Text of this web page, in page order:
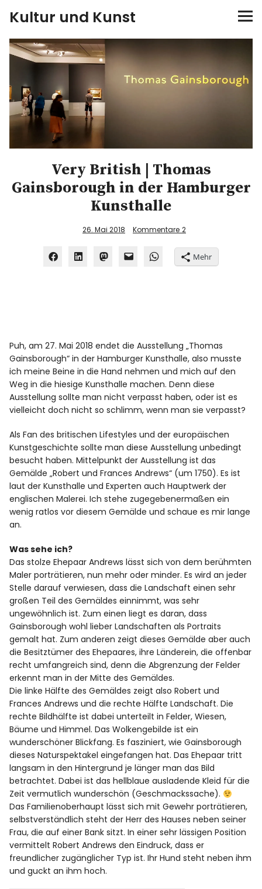
Kultur und Kunst
kultur & kunst
Spiele
Konzerte
Museen bei…Very British | Thomas
Gainsborough in der Hamburger
Kunsthalle
26. Mai 2018 Kommentare 2
Mehr
Puh, am 27. Mai 2018 endet die Ausstellung „Thomas
Gainsborough“ in der Hamburger Kunsthalle, also musste
ich meine Beine in die Hand nehmen und mich auf den
Weg in die hiesige Kunsthalle machen. Denn diese
Ausstellung sollte man nicht verpasst haben, oder ist es
vielleicht doch nicht so schlimm, wenn man sie verpasst?
Als Fan des britischen Lifestyles und der europäischen
Kunstgeschichte sollte man diese Ausstellung unbedingt
besucht haben. Mittelpunkt der Ausstellung ist das
Gemälde „Robert und Frances Andrews“ (um 1750). Es ist
laut der Kunsthalle und Experten auch Hauptwerk der
englischen Malerei. Ich stehe zugegebenermaßen ein
wenig ratlos vor diesem Gemälde und schaue es mir lange
an.
Was sehe ich?
Das stolze Ehepaar Andrews lässt sich von dem berühmten
Maler porträtieren, nun mehr oder minder. Es wird an jeder
Stelle darauf verwiesen, dass die Landschaft einen sehr
großen Teil des Gemäldes einnimmt, was sehr
ungewöhnlich ist. Zum einen liegt es daran, dass
Gainsborough wohl lieber Landschaften als Portraits
gemalt hat. Zum anderen zeigt dieses Gemälde aber auch
die Besitztümer des Ehepaares, ihre Länderein, die offenbar
recht umfangreich sind, denn die Abgrenzung der Felder
erkennt man in der Mitte des Gemäldes.
Die linke Hälfte des Gemäldes zeigt also Robert und
Frances Andrews und die rechte Hälfte Landschaft. Die
rechte Bildhälfte ist dabei unterteilt in Felder, Wiesen,
Bäume und Himmel. Das Wolkengebilde ist ein
wunderschöner Blickfang. Es fasziniert, wie Gainsborough
dieses Naturspektakel eingefangen hat. Das Ehepaar tritt
langsam in den Hintergrund je länger man das Bild
betrachtet. Dabei ist das hellblaue ausladende Kleid für die
Zeit vermutlich wunderschön (Geschmackssache).
Das Familienoberhaupt lässt sich mit Gewehr porträtieren,
selbstverständlich steht der Herr des Hauses neben seiner
Frau, die auf einer Bank sitzt. In einer sehr lässigen Position
vermittelt Robert Andrews den Eindruck, dass er
freundlicher zugänglicher Typ ist. Ihr Hund steht neben ihm
und guckt an ihm hoch.